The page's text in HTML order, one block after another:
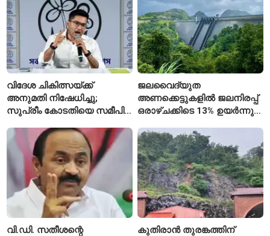
വിദേശ ചികിത്സയ്ക്ക്
അനുമതി നിഷേധിച്ചു;
സുപ്രീം കോടതിയെ സമീപിച്ച്
ജലവൈദ്യുത
അണക്കെട്ടുകളിൽ ജലനിരപ്പ്
ഒരാഴ്ചക്കിടെ 13% ഉയർന്നു;
ഇപ്പോഴും കുറവ്
വി.ഡി. സതീശന്റെ
കുതിരാൻ തുരങ്കത്തിന്